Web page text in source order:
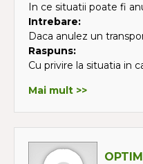
In ce situatii poate fi
Intrebare:
Daca anulez un
Raspuns:
Cu privire la situatia in
Mai mult >>